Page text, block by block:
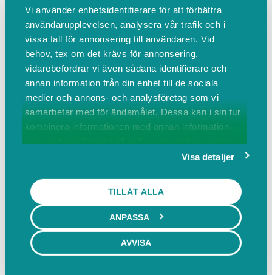
Vi använder enhetsidentifierare för att förbättra
användarupplevelsen, analysera vår trafik och i
vissa fall för annonsering till användaren. Vid
behov, tex om det krävs för annonsering,
vidarebefordrar vi även sådana identifierare och
annan information från din enhet till de sociala
medier och annons- och analysföretag som vi
samarbetar med för ändamålet. Dessa kan i sin tur
kombinera informationen med annan information
Visa detaljer
TILLÅT ALLA
ANPASSA
AVVISA
Var denna recension hjälpsam?
Anonym användare
5 av 5 stjärnor
Anonym användare
för ungefär 1 år sedan
5 av 5 stjärnor